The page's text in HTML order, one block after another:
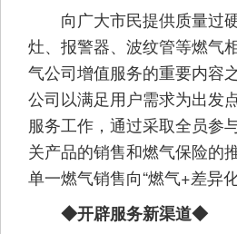
向广大市民提供质量过
灶、报警器、波纹管等燃气
气公司增值服务的重要内容
公司以满足用户需求为出发
服务工作，通过采取全员参
关产品的销售和燃气保险的
单一燃气销售向“燃气+差异
◆开辟服务新渠道◆